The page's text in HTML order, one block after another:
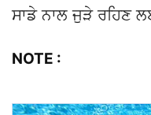
ਸਾਡੇ ਨਾਲ ਜੁੜੇ ਰਹਿਣ
NOTE :